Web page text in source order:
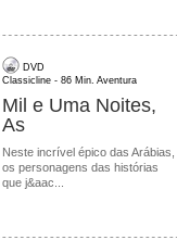
DVD
Classicline - 86 Min. Aventura
Mil e Uma Noites,
As
Neste incrível épico das Arábias,
os personagens das histórias
que j&aac...